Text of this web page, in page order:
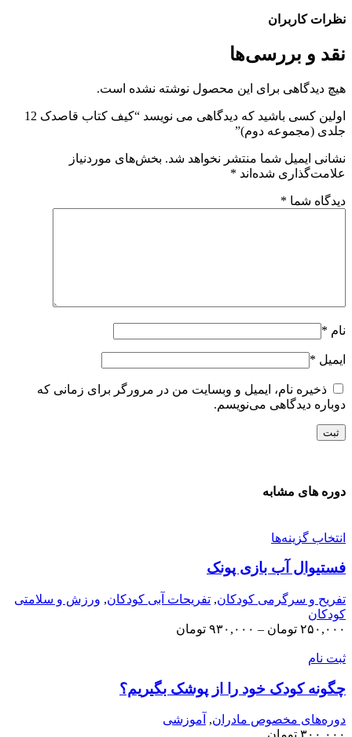
کاربران
و بررسی‌ها
دیدگاهی برای این محصول نوشته نشده است.
اولین کسی باشید که دیدگاهی می نویسد “کیف کتاب قاصدک 12
(مجموعه دوم)”
ایمیل شما منتشر نخواهد شد. بخش‌های موردنیاز
شده‌اند*
شما*
*
*
ذخیره نام، ایمیل و وبسایت من در مرورگر برای زمانی که
دیدگاهی می‌نویسم.
های مشابه
گزینه‌ها
آب بازی پونک
و سرگرمی کودکان,تفریحات آبی کودکان,ورزش و سلامتی
تومان– ۹۳۰,۰۰۰ تومان
نام
کودک خود را از پوشک بگیریم؟
مخصوص مادران ,آموزشی